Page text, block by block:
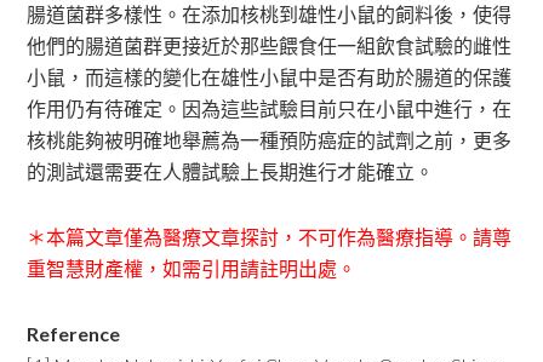
腸道菌群多樣性。在添加核桃到雄性小鼠的飼料後，使得
他們的腸道菌群更接近於那些餵食任一組飲食試驗的雌性
小鼠，而這樣的變化在雄性小鼠中是否有助於腸道的保護
作用仍有待確定。因為這些試驗目前只在小鼠中進行，在
核桃能夠被明確地舉薦為一種預防癌症的試劑之前，更多
的測試還需要在人體試驗上長期進行才能確立。
＊本篇文章僅為醫療文章探討，不可作為醫療指導。請尊
重智慧財產權，如需引用請註明出處。
Reference